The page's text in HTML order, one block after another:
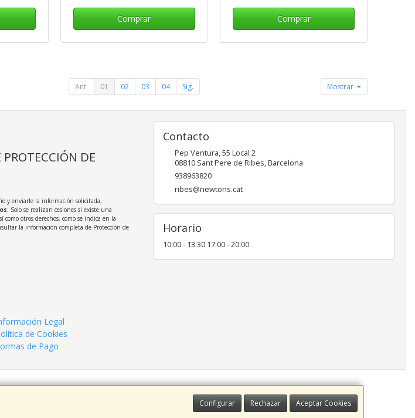
Comprar Comprar
Ant. 01 02 03 04 Sig. Mostrar
Configurar Rechazar Aceptar Cookies
DE
y enviarle la información solicitada;
: Solo se realizan cesiones si existe una
como otros derechos, como se indica en la
la información completa de Protección de
Legal
de Cookies
de Pago
Contacto
Pep Ventura, 55 Local 2
08810 Sant Pere de Ribes,Barcelona
938963820
ribes@newtons.cat
Horario
10:00 - 13:30 17:00 - 20:00